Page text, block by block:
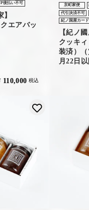
後払い不可
エアバッ
110,000 税込
京町家便
代引決済不可
紀ノ国屋カー
【紀ノ
クッキ
装済）
月22日以